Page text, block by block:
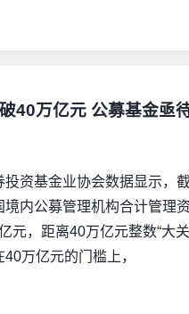
40万亿元 公募基金亟
投资基金业协会数据显示，
境内公募管理机构合计管理
元，距离40万亿元整数“大
万亿元的门槛上，